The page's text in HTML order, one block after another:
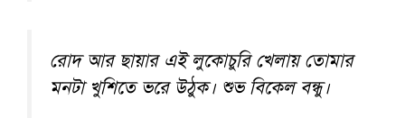
রোদ আর ছায়ার এই লুকোচুরি খেলায় তোমার
মনটা খুশিতে ভরে উঠুক। শুভ বিকেল বন্ধু।